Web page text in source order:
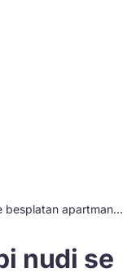
Umirovljenoj osobi nudi se besplatan apartman na Dunavu, evo o čemu je riječ
nudi se